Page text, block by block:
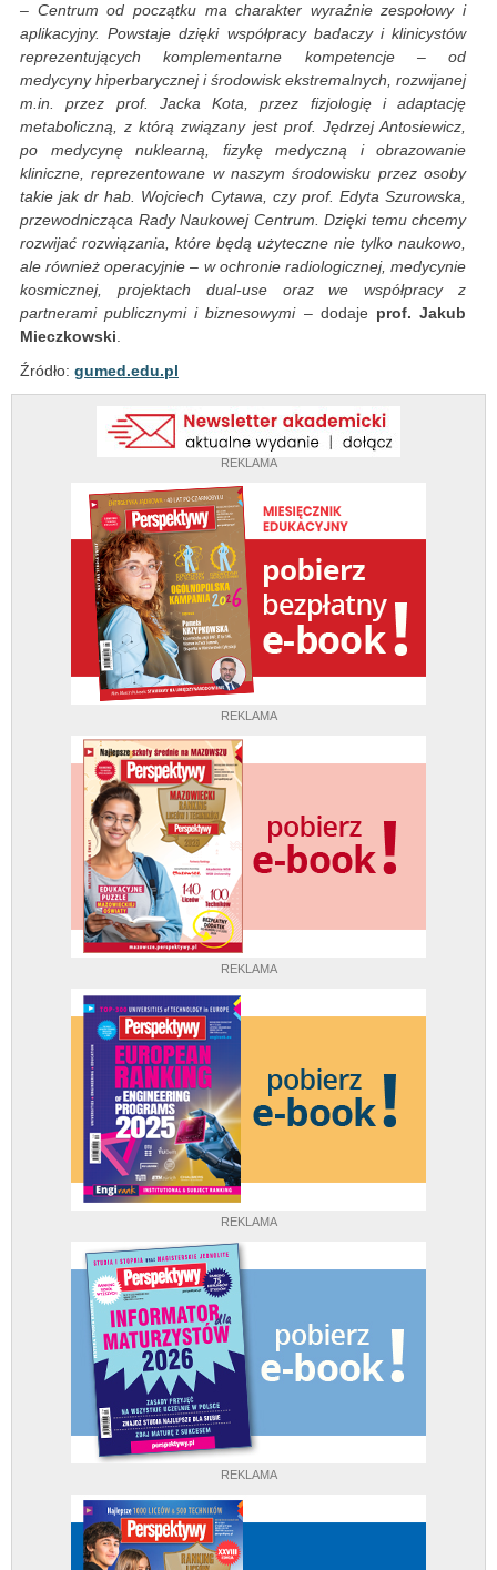
REKLAMA
REKLAMA
REKLAMA
REKLAMA
REKLAMA
– Centrum od początku ma charakter wyraźnie zespołowy i
aplikacyjny. Powstaje dzięki współpracy badaczy i klinicystów
reprezentujących komplementarne kompetencje – od
medycyny hiperbarycznej i środowisk ekstremalnych, rozwijanej
m.in. przez prof. Jacka Kota, przez fizjologię i adaptację
metaboliczną, z którą związany jest prof. Jędrzej Antosiewicz,
po medycynę nuklearną, fizykę medyczną i obrazowanie
kliniczne, reprezentowane w naszym środowisku przez osoby
takie jak dr hab. Wojciech Cytawa, czy prof. Edyta Szurowska,
przewodnicząca Rady Naukowej Centrum. Dzięki temu chcemy
rozwijać rozwiązania, które będą użyteczne nie tylko naukowo,
ale również operacyjnie – w ochronie radiologicznej, medycynie
kosmicznej, projektach dual-use oraz we współpracy z
partnerami publicznymi i biznesowymi– dodaje prof. Jakub
Mieczkowski
Źródło: gumed.edu.pl